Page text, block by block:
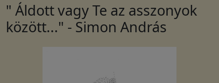
" Áldott vagy Te az asszonyok
között..." - Simon András